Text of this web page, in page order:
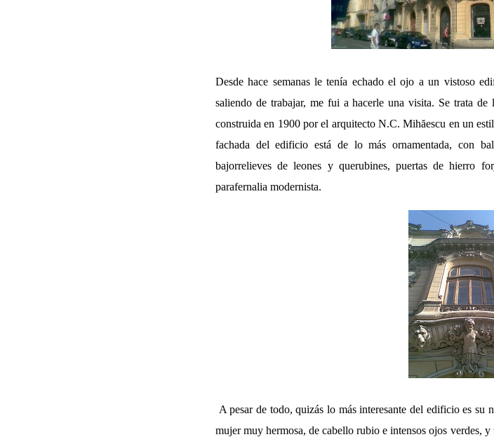
Desde hace semanas le tenía echado el ojo a un vistoso
saliendo de trabajar, me fui a hacerle una visita. Se trata
construida en 1900 por el arquitecto N.C. Mihăescu en un
fachada del edificio está de lo más ornamentada, con
bajorrelieves de leones y querubines, puertas de hierro
parafernalia modernista.
A pesar de todo, quizás lo más interesante del edificio es su
mujer muy hermosa, de cabello rubio e intensos ojos verdes,